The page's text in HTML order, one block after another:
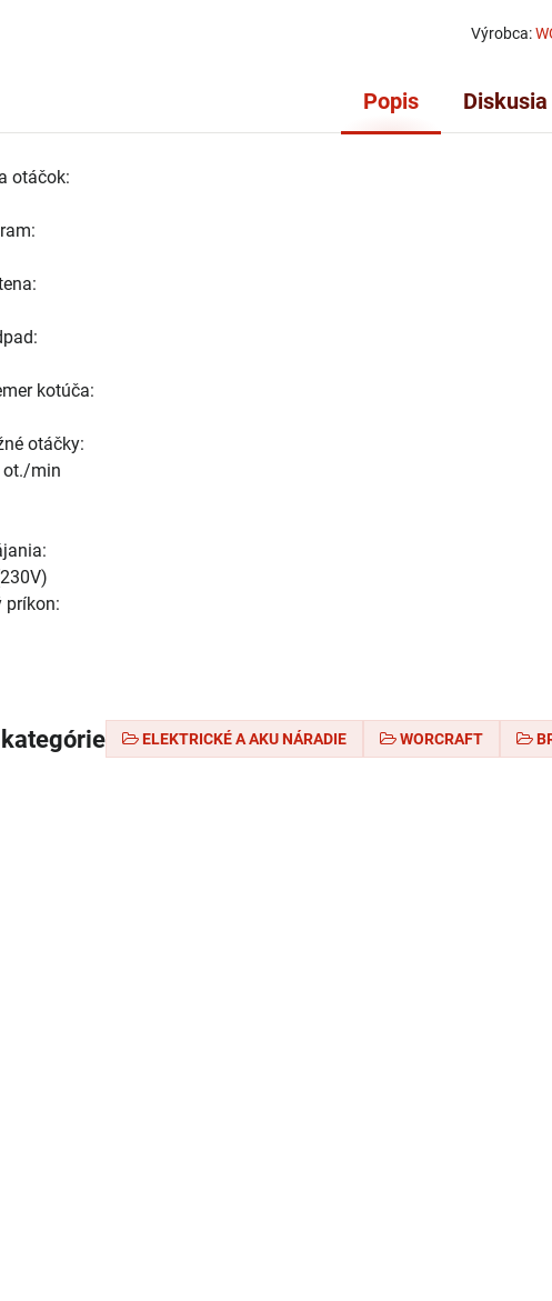
Výrobca:
Popis Diskusia
otáčok:
kotúča:
otáčky:
ot./min
príkon:
ELEKTRICKÉ A AKU NÁRADIE WORCRAFT